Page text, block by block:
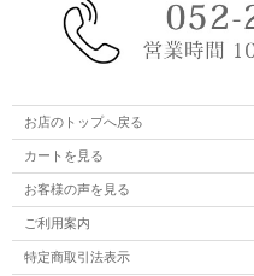
お店のトップへ戻る
カートを見る
お客様の声を見る
ご利用案内
特定商取引法表示